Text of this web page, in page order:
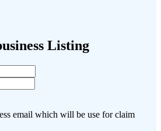
Listing
email which will be use for claim